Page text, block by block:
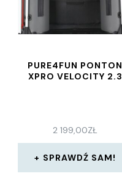
PURE4FUN PONTON
XPRO VELOCITY 2.3
2 199,00ZŁ
SPRAWDŹ SAM!